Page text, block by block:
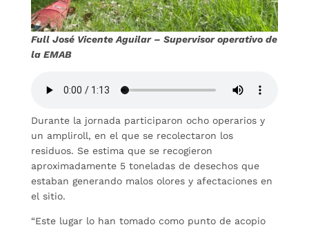
Full José Vicente Aguilar – Supervisor operativo de
la EMAB
Durante la jornada participaron ocho operarios y
un ampliroll, en el que se recolectaron los
residuos. Se estima que se recogieron
aproximadamente 5 toneladas de desechos que
estaban generando malos olores y afectaciones en
el sitio.
“Este lugar lo han tomado como punto de acopio